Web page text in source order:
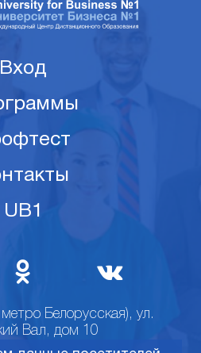
Вход
UB1
Белорусская), ул.
Вал, дом 10